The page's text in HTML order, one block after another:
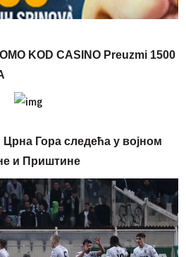
KOD CASINO Preuzmi 1500
Гора следећа у војном
и Приштине